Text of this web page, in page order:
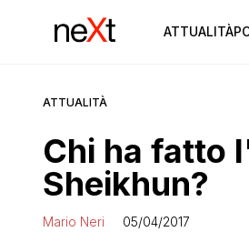
ATTUALITÀ
ATTUALITÀ
Chi ha fatto
Sheikhun?
Mario Neri 05/04/2017